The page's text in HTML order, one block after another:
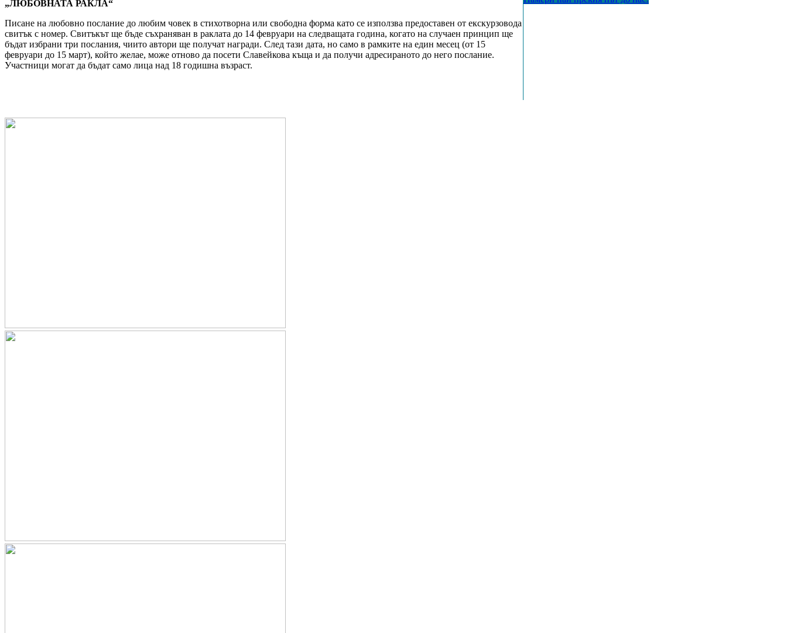
„ЛЮБОВНАТА РАКЛА“
Писане на любовно послание до любим човек в стихотворна или свободна форма като се използва предоставен от екскурзовода
свитък с номер. Свитъкът ще бъде съхраняван в раклата до 14 февруари на следващата година, когато на случаен принцип ще
бъдат избрани три послания, чиито автори ще получат награди. След тази дата, но само в рамките на един месец (от 15
февруари до 15 март), който желае, може отново да посети Славейкова къща и да получи адресираното до него послание.
Участници могат да бъдат само лица над 18 годишна възраст.